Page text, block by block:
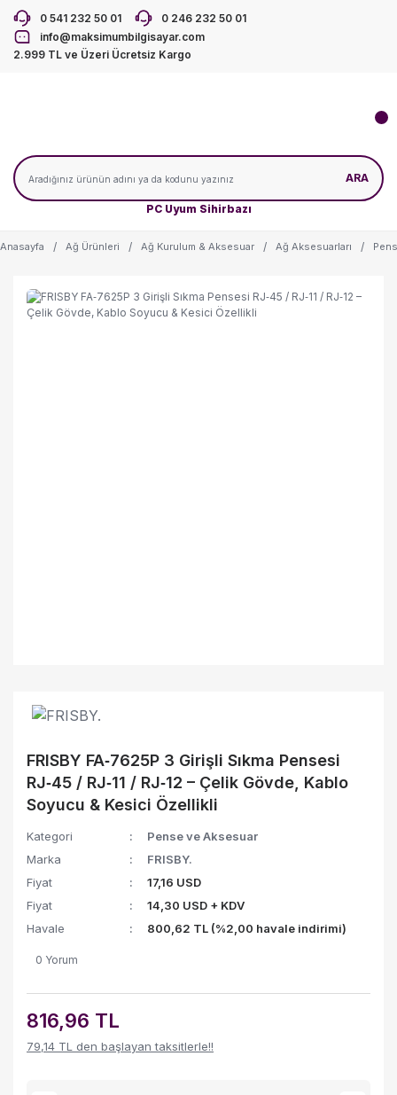
0 541 232 50 01
0 246 232 50 01
info@maksimumbilgisayar.com
2.999 TL ve Üzeri Ücretsiz Kargo
PC Uyum Sihirbazı
ARA
Anasayfa Ağ Ürünleri Ağ Kurulum & Aksesuar Ağ Aksesuarları
FRISBY FA‑7625P 3 Girişli Sıkma Pensesi
RJ‑45 / RJ‑11 / RJ‑12 – Çelik Gövde, Kablo
Soyucu & Kesici Özellikli
Kategori
Pense ve Aksesuar
Marka
FRISBY.
Fiyat
17,16 USD
Fiyat
14,30 USD + KDV
Havale
800,62 TL (%2,00 havale indirimi)
0 Yorum
816,96 TL
79,14 TL den başlayan taksitlerle!!